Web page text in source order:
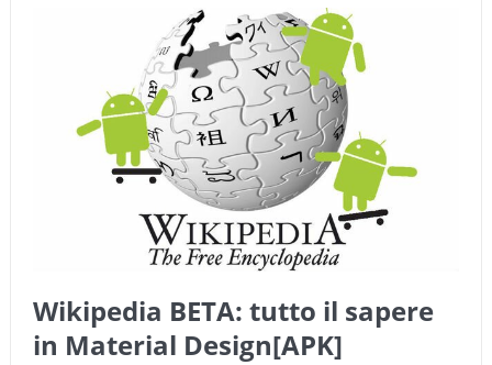
Wikipedia BETA: tutto il sapere
in Material Design[APK]